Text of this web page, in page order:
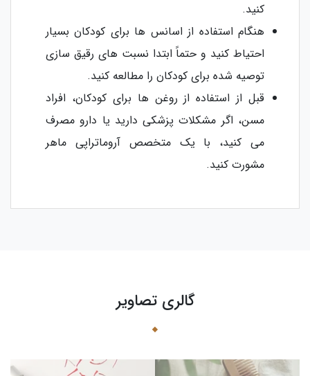
کنید.
هنگام استفاده از اسانس ها برای کودکان بسیار
احتیاط کنید و حتماً ابتدا نسبت های رقیق سازی
توصیه شده برای کودکان را مطالعه کنید.
قبل از استفاده از روغن ها برای کودکان، افراد
مسن، اگر مشکلات پزشکی دارید یا دارو مصرف
می کنید، با یک متخصص آروماتراپی ماهر
مشورت کنید.
گالری تصاویر